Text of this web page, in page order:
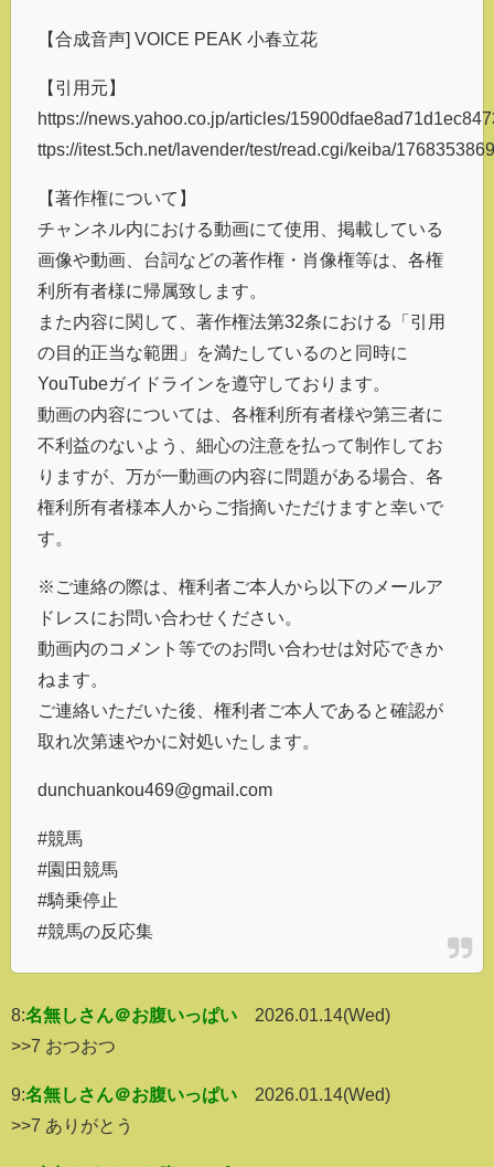
【合成音声] VOICE PEAK 小春立花
【引用元】
https://news.yahoo.co.jp/articles/
ttps://itest.5ch.net/lavender/test/read.cgi/keiba/1768353869
【著作権について】
チャンネル内における動画にて使用、掲載している
画像や動画、台詞などの著作権・肖像権等は、各権
利所有者様に帰属致します。
また内容に関して、著作権法第32条における「引用
の目的正当な範囲」を満たしているのと同時に
YouTubeガイドラインを遵守しております。
動画の内容については、各権利所有者様や第三者に
不利益のないよう、細心の注意を払って制作してお
りますが、万が一動画の内容に問題がある場合、各
権利所有者様本人からご指摘いただけますと幸いで
す。
※ご連絡の際は、権利者ご本人から以下のメールア
ドレスにお問い合わせください。
動画内のコメント等でのお問い合わせは対応できか
ねます。
ご連絡いただいた後、権利者ご本人であると確認が
取れ次第速やかに対処いたします。
dunchuankou469@gmail.com
#競馬
#園田競馬
#騎乗停止
#競馬の反応集
8:名無しさん＠お腹いっぱい
2026.01.14(Wed)
>>7 おつおつ
9:名無しさん＠お腹いっぱい
2026.01.14(Wed)
>>7 ありがとう